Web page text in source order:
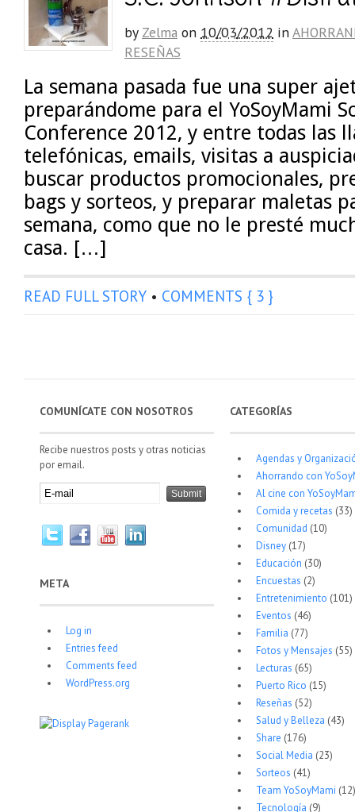
by Zelma on 10/03/2012 in
RESEÑAS
La semana pasada fue una super
preparándome para el YoSoyMami
Conference 2012, y entre todas las
telefónicas, emails, visitas a
buscar productos promocionales,
bags y sorteos, y preparar maletas
semana, como que no le presté
casa. […]
READ FULL STORY • COMMENTS { 3 }
COMUNÍCATE CON NOSOTROS
Recibe nuestros posts y otras noticias
por email.
META
Log in
Entries feed
Comments feed
WordPress.org
CATEGORÍAS
Agendas y
Ahorrando con
Al cine con
Comida y recetas (33)
Comunidad (10)
Disney(17)
Educación (30)
Encuestas (2)
Entretenimiento (101)
Eventos (46)
Familia (77)
Fotos y Mensajes (55)
Lecturas (65)
Puerto Rico (15)
Reseñas (52)
Salud y Belleza (43)
Share (176)
Social Media (23)
Sorteos (41)
Team YoSoyMami (12)
Tecnología (9)